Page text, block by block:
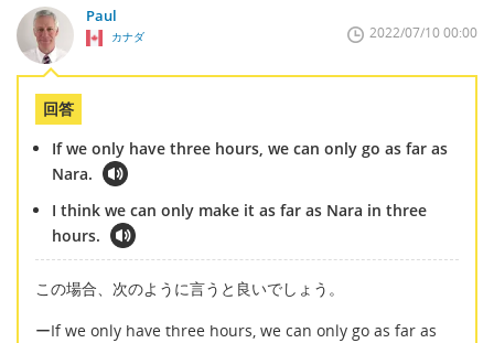
Paul
カナダ 2022/07/10 00:00
回答
If we only have three hours, we can only go as far as
Nara.
I think we can only make it as far as Nara in three
hours.
この場合、次のように言うと良いでしょう。
ーIf we only have three hours, we can only go as far as